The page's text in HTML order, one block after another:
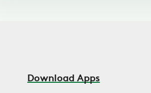
Download Apps